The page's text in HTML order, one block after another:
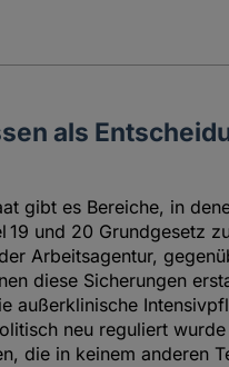
als
gibt es Bereiche, in
19 und 20 Grundgesetz
Arbeitsagentur,
diese Sicherungen
außerklinische
neu reguliert
die in keinem anderen